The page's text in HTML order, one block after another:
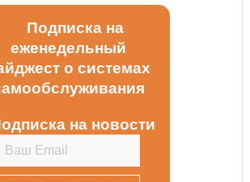
на новости